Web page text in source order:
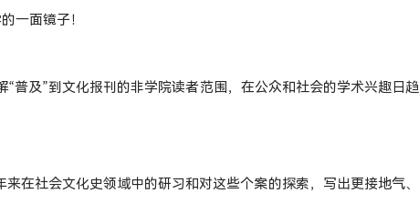
一面镜子！
普及”到文化报刊的非学院读者范围，在公众和社会的学术兴趣日趋
在社会文化史领域中的研习和对这些个案的探索，写出更接地气、